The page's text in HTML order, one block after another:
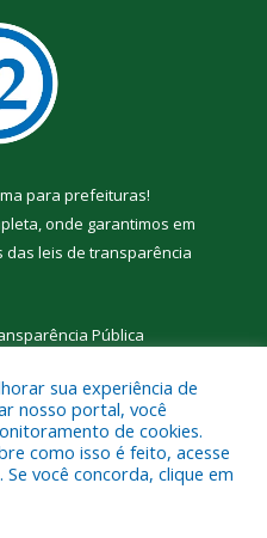
para prefeituras!
onde garantimos em
das leis de transparência
Pública
a Prefeitura Municipal de
sua experiência de
nosso portal, você
de cookies.
como isso é feito, acesse
Se você concorda, clique em